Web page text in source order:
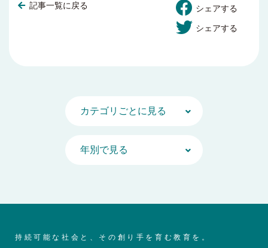
記事一覧に戻る シェアする
シェアする
持続可能な社会と、その創り手を育む教育を。